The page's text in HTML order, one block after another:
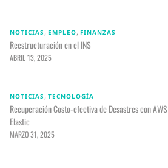
NOTICIAS , EMPLEO, FINANZAS
Reestructuración en el INS
ABRIL 13, 2025
NOTICIAS , TECNOLOGÍA
Recuperación Costo-efectiva de Desastres con AWS
Elastic
MARZO 31, 2025